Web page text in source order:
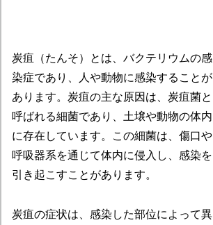
炭疽（たんそ）とは、バクテリウムの感
染症であり、人や動物に感染することが
あります。炭疽の主な原因は、炭疽菌と
呼ばれる細菌であり、土壌や動物の体内
に存在しています。この細菌は、傷口や
呼吸器系を通じて体内に侵入し、感染を
引き起こすことがあります。
炭疽の症状は、感染した部位によって異